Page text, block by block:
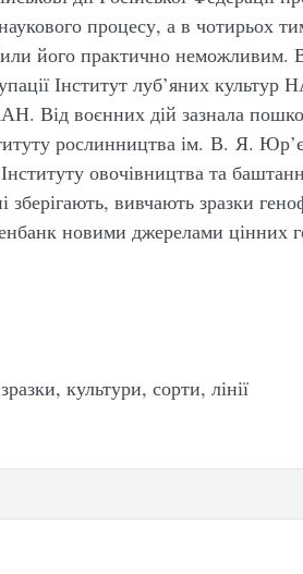
процесу, а в чотирьох
його практично неможливим.
Інститут луб’яних культур
Від воєнних дій зазнала
рослинництва ім. В. Я.
овочівництва та
вивчають зразки
новими джерелами цінних
культури, сорти, лінії